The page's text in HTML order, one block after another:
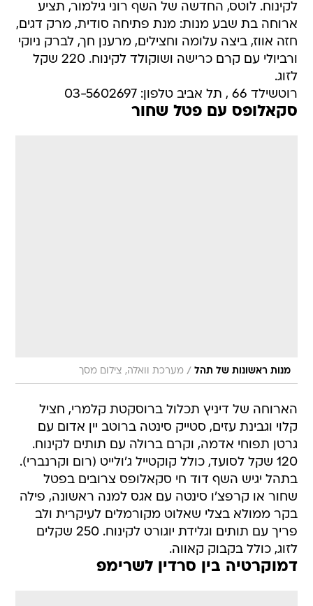
לקינוח. לוטס, החדשה של השף רוני גילמור, תציע
ארוחה בת שבע מנות: מנת פתיחה סודית, מרק דגים,
חזה אווז, ביצה עלומה וחצילים, מרענן חך, לברק ניוקי
ורביולי עם קרם כרישה ושוקולד לקינוח. 220 שקל
לזוג.
רוטשילד 66 , תל אביב טלפון: 03-5602697
סקאלופס עם פטל שחור
מנות ראשונות של תהל / מערכת וואלה, צילום מסך
הארוחה של דיניץ תכלול ברוסקטת קלמרי, חציל
קלוי וגבינת עזים, סטייק סינטה ברוטב יין אדום עם
גרטן תפוחי אדמה, וקרם ברולה עם תותים לקינוח.
120 שקל לסועד, כולל קוקטייל ג'ולייט (רום וקרנברי).
בתהל יגיש השף דוד חי סקאלופס צרובים בפטל
שחור או קרפצ'ו סינטה עם אגס למנה ראשונה, פילה
בקר ממולא בצלי שאלוט מקורמלים לעיקרית ולב
פריך עם תותים וגלידת יוגורט לקינוח. 250 שקלים
לזוג, כולל בקבוק קאווה.
דמוקרטיה בין סרדין לשרימפ